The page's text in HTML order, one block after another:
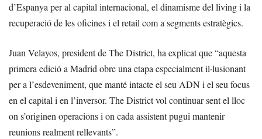
d’Espanya per al capital internacional, el dinamisme del living i la
recuperació de les oficines i el retail com a segments estratègics.
Juan Velayos, president de The District, ha explicat que “aquesta
primera edició a Madrid obre una etapa especialment il·lusionant
per a l’esdeveniment, que manté intacte el seu ADN i el seu focus
en el capital i en l’inversor. The District vol continuar sent el lloc
on s’originen operacions i on cada assistent pugui mantenir
reunions realment rellevants”.